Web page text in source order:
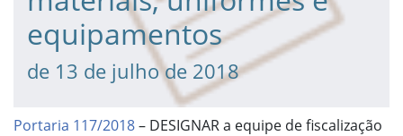
equipamentos
de 13 de julho de 2018
Portaria 117/2018– DESIGNAR a equipe de fiscalização